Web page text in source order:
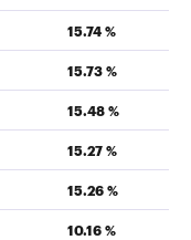
15.74 %
15.73 %
15.48 %
15.27 %
15.26 %
10.16 %